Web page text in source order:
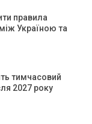
правила
Україною та
тимчасовий
2027 року